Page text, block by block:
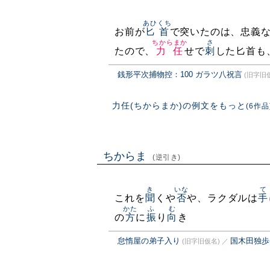
お前が 匕首
あひくち
で突いたのは、忠義
たので、
力任
ちからまか
せで刺
さ
した匕首
銭形平次捕物控：100 ガラツ八祝言 (旧字旧
力任(ちからまか)の例文をもっと (6作
ちからま (逆引き)
これを聞
き
くや否
いな
や、ラクダルは手
て
の方
かた
に 振
ふ
り 向
む
き
怠惰屋の弟子入り (旧字旧仮名) ／ 国木田独歩